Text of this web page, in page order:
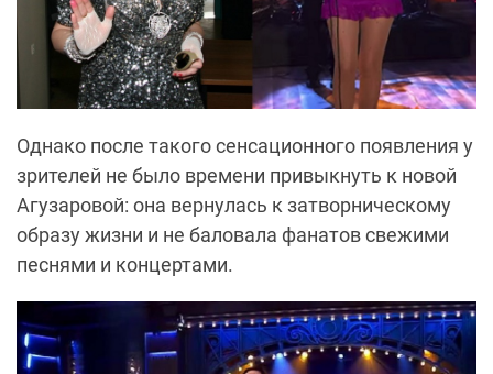
Однако после такого сенсационного появления у
зрителей не было времени привыкнуть к новой
Агузаровой: она вернулась к затворническому
образу жизни и не баловала фанатов свежими
песнями и концертами.